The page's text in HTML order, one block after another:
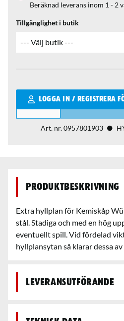
Beräknad leverans inom 1 - 2
Tillgänglighet i butik
LOGGA IN / REGISTRERA
Qantity
Art. nr.0957801903
Produktbeskrivning
Extra hyllplan för Kemiskåp
stål. Stadiga och med en hög
eventuellt spill. Vid fördelad
hyllplansytan så klarar dessa
Leveransutförande